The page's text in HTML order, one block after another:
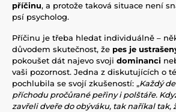
příčinu, a protože taková situace není
psí psycholog.
Příčinu je třeba hledat individuálně –
důvodem skutečnost, že pes je
pokoušet dát najevo svoji dominanci
vaši pozornost. Jedna z diskutujících o
pochlubila se svojí zkušeností: „Každý
příchodu pročůrané peřiny i polštáře.
zavřeli dveře do obýváku, tak naříkal tak,